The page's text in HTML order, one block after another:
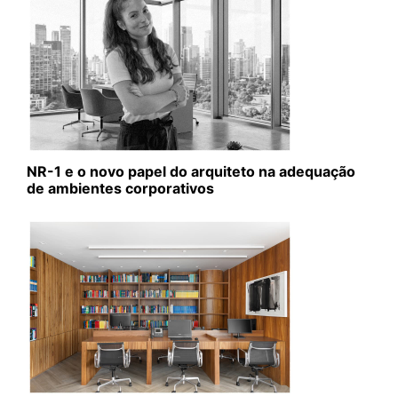
NR-1 e o novo papel do arquiteto na adequação
de ambientes corporativos